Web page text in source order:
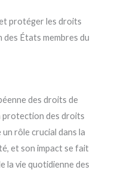
protéger les droits
des États membres du
des droits de
protection des droits
rôle crucial dans la
et son impact se fait
la vie quotidienne des